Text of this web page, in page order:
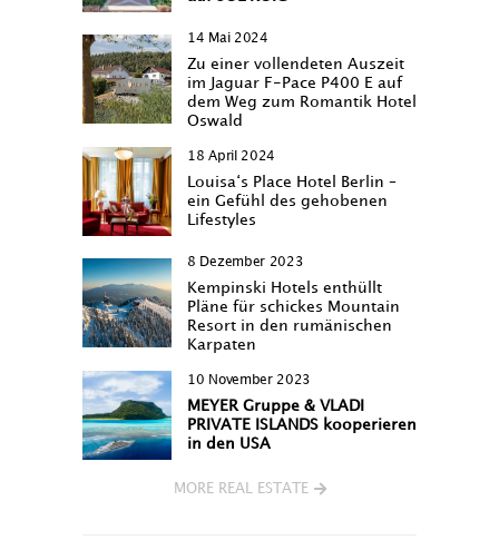
14 Mai 2024
Zu einer vollendeten Auszeit
im Jaguar F-Pace P400 E auf
dem Weg zum Romantik Hotel
Oswald
18 April 2024
Louisa‘s Place Hotel Berlin –
ein Gefühl des gehobenen
Lifestyles
8 Dezember 2023
Kempinski Hotels enthüllt
Pläne für schickes Mountain
Resort in den rumänischen
Karpaten
10 November 2023
MEYER Gruppe & VLADI
PRIVATE ISLANDS kooperieren
in den USA
MORE REAL ESTATE